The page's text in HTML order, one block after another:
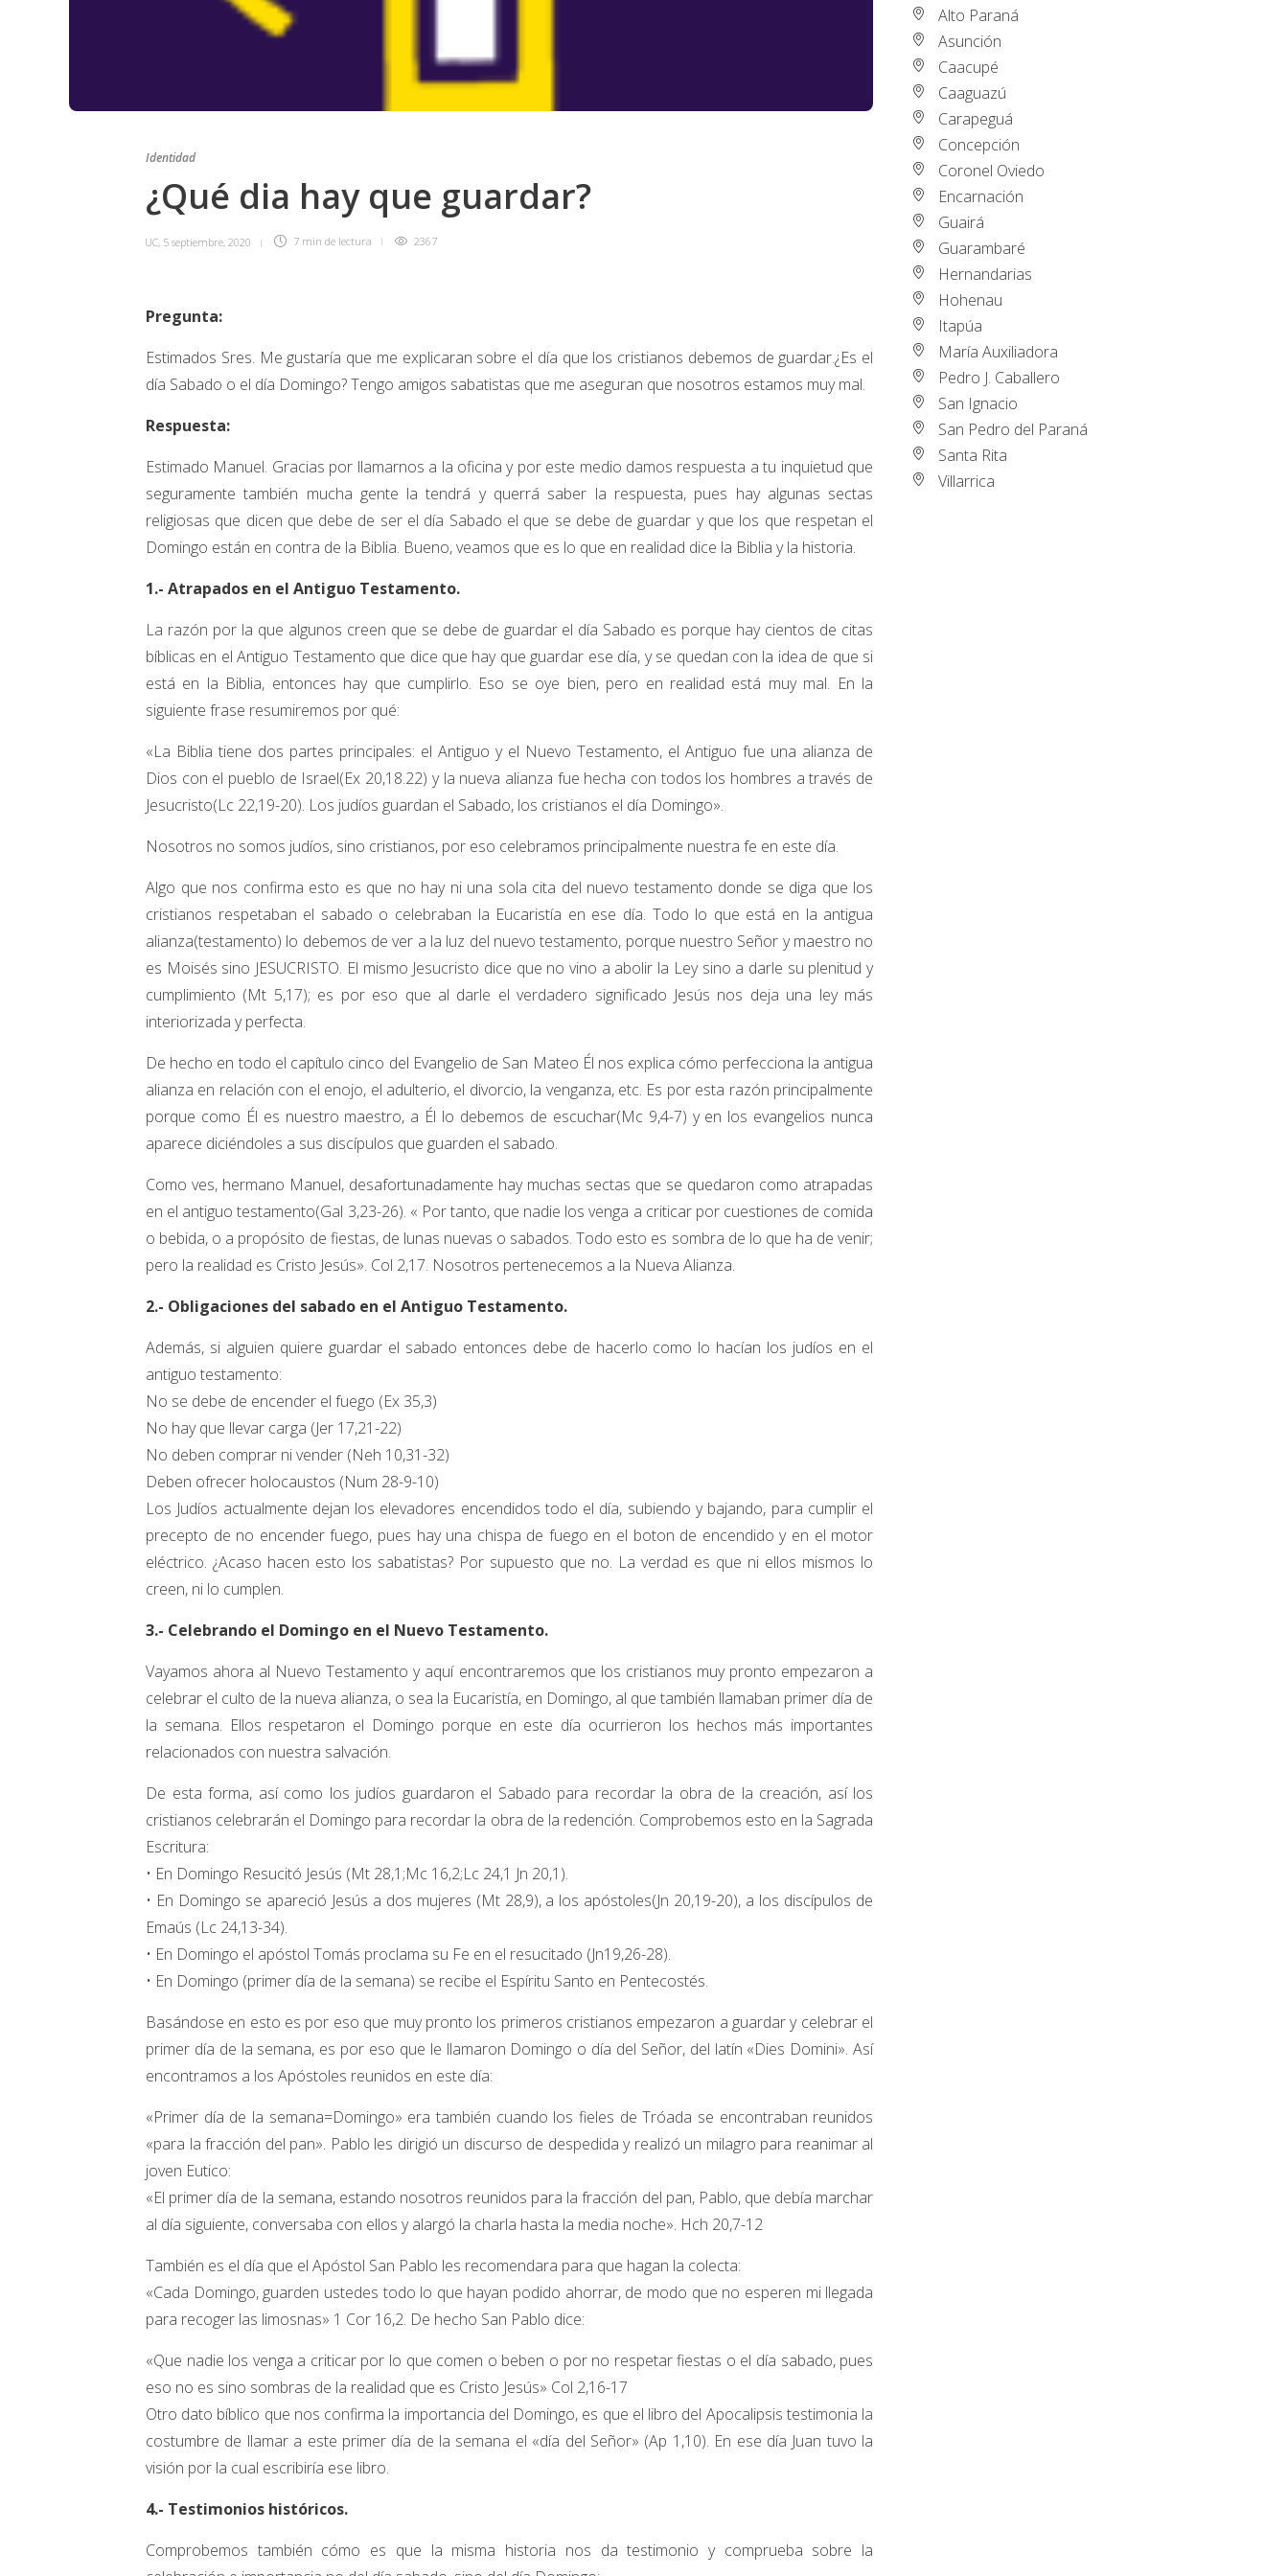
Identidad
¿Qué dia hay que guardar?
UC, 5 septiembre, 2020 7 min de lectura 2367
Pregunta:
Estimados Sres. Me gustaría que me explicaran sobre el día que los cristianos debemos de guardar.¿Es el
día Sabado o el día Domingo? Tengo amigos sabatistas que me aseguran que nosotros estamos muy mal.
Respuesta:
Estimado Manuel. Gracias por llamarnos a la oficina y por este medio damos respuesta a tu inquietud que
seguramente también mucha gente la tendrá y querrá saber la respuesta, pues hay algunas sectas
religiosas que dicen que debe de ser el día Sabado el que se debe de guardar y que los que respetan el
Domingo están en contra de la Biblia. Bueno, veamos que es lo que en realidad dice la Biblia y la historia.
1.- Atrapados en el Antiguo Testamento.
La razón por la que algunos creen que se debe de guardar el día Sabado es porque hay cientos de citas
bíblicas en el Antiguo Testamento que dice que hay que guardar ese día, y se quedan con la idea de que si
está en la Biblia, entonces hay que cumplirlo. Eso se oye bien, pero en realidad está muy mal. En la
siguiente frase resumiremos por qué:
«La Biblia tiene dos partes principales: el Antiguo y el Nuevo Testamento, el Antiguo fue una alianza de
Dios con el pueblo de Israel(Ex 20,18.22) y la nueva alianza fue hecha con todos los hombres a través de
Jesucristo(Lc 22,19-20). Los judíos guardan el Sabado, los cristianos el día Domingo».
Nosotros no somos judíos, sino cristianos, por eso celebramos principalmente nuestra fe en este día.
Algo que nos confirma esto es que no hay ni una sola cita del nuevo testamento donde se diga que los
cristianos respetaban el sabado o celebraban la Eucaristía en ese día. Todo lo que está en la antigua
alianza(testamento) lo debemos de ver a la luz del nuevo testamento, porque nuestro Señor y maestro no
es Moisés sino JESUCRISTO. El mismo Jesucristo dice que no vino a abolir la Ley sino a darle su plenitud y
cumplimiento (Mt 5,17); es por eso que al darle el verdadero significado Jesús nos deja una ley más
interiorizada y perfecta.
De hecho en todo el capítulo cinco del Evangelio de San Mateo Él nos explica cómo perfecciona la antigua
alianza en relación con el enojo, el adulterio, el divorcio, la venganza, etc. Es por esta razón principalmente
porque como Él es nuestro maestro, a Él lo debemos de escuchar(Mc 9,4-7) y en los evangelios nunca
aparece diciéndoles a sus discípulos que guarden el sabado.
Como ves, hermano Manuel, desafortunadamente hay muchas sectas que se quedaron como atrapadas
en el antiguo testamento(Gal 3,23-26). « Por tanto, que nadie los venga a criticar por cuestiones de comida
o bebida, o a propósito de fiestas, de lunas nuevas o sabados. Todo esto es sombra de lo que ha de venir;
pero la realidad es Cristo Jesús». Col 2,17. Nosotros pertenecemos a la Nueva Alianza.
2.- Obligaciones del sabado en el Antiguo Testamento.
Además, si alguien quiere guardar el sabado entonces debe de hacerlo como lo hacían los judíos en el
antiguo testamento:
No se debe de encender el fuego (Ex 35,3)
No hay que llevar carga (Jer 17,21-22)
No deben comprar ni vender (Neh 10,31-32)
Deben ofrecer holocaustos (Num 28-9-10)
Los Judíos actualmente dejan los elevadores encendidos todo el día, subiendo y bajando, para cumplir el
precepto de no encender fuego, pues hay una chispa de fuego en el boton de encendido y en el motor
eléctrico. ¿Acaso hacen esto los sabatistas? Por supuesto que no. La verdad es que ni ellos mismos lo
creen, ni lo cumplen.
3.- Celebrando el Domingo en el Nuevo Testamento.
Vayamos ahora al Nuevo Testamento y aquí encontraremos que los cristianos muy pronto empezaron a
celebrar el culto de la nueva alianza, o sea la Eucaristía, en Domingo, al que también llamaban primer día de
la semana. Ellos respetaron el Domingo porque en este día ocurrieron los hechos más importantes
relacionados con nuestra salvación.
De esta forma, así como los judíos guardaron el Sabado para recordar la obra de la creación, así los
cristianos celebrarán el Domingo para recordar la obra de la redención. Comprobemos esto en la Sagrada
Escritura:
• En Domingo Resucitó Jesús (Mt 28,1;Mc 16,2;Lc 24,1 Jn 20,1).
• En Domingo se apareció Jesús a dos mujeres (Mt 28,9), a los apóstoles(Jn 20,19-20), a los discípulos de
Emaús (Lc 24,13-34).
• En Domingo el apóstol Tomás proclama su Fe en el resucitado (Jn19,26-28).
• En Domingo (primer día de la semana) se recibe el Espíritu Santo en Pentecostés.
Basándose en esto es por eso que muy pronto los primeros cristianos empezaron a guardar y celebrar el
primer día de la semana, es por eso que le llamaron Domingo o día del Señor, del latín «Dies Domini». Así
encontramos a los Apóstoles reunidos en este día:
«Primer día de la semana=Domingo» era también cuando los fieles de Tróada se encontraban reunidos
«para la fracción del pan». Pablo les dirigió un discurso de despedida y realizó un milagro para reanimar al
joven Eutico:
«El primer día de la semana, estando nosotros reunidos para la fracción del pan, Pablo, que debía marchar
al día siguiente, conversaba con ellos y alargó la charla hasta la media noche». Hch 20,7-12
También es el día que el Apóstol San Pablo les recomendara para que hagan la colecta:
«Cada Domingo, guarden ustedes todo lo que hayan podido ahorrar, de modo que no esperen mi llegada
para recoger las limosnas» 1 Cor 16,2. De hecho San Pablo dice:
«Que nadie los venga a criticar por lo que comen o beben o por no respetar fiestas o el día sabado, pues
eso no es sino sombras de la realidad que es Cristo Jesús» Col 2,16-17
Otro dato bíblico que nos confirma la importancia del Domingo, es que el libro del Apocalipsis testimonia la
costumbre de llamar a este primer día de la semana el «día del Señor» (Ap 1,10). En ese día Juan tuvo la
visión por la cual escribiría ese libro.
4.- Testimonios históricos.
Comprobemos también cómo es que la misma historia nos da testimonio y comprueba sobre la
Alto Paraná
Asunción
Caacupé
Caaguazú
Carapeguá
Concepción
Coronel Oviedo
Encarnación
Guairá
Guarambaré
Hernandarias
Hohenau
Itapúa
María Auxiliadora
Pedro J. Caballero
San Ignacio
San Pedro del Paraná
Santa Rita
Villarrica